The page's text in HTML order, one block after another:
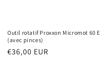
Outil rotatif Proxxon Micromot 60 E
(avec pinces)
Prix
€36,00 EUR